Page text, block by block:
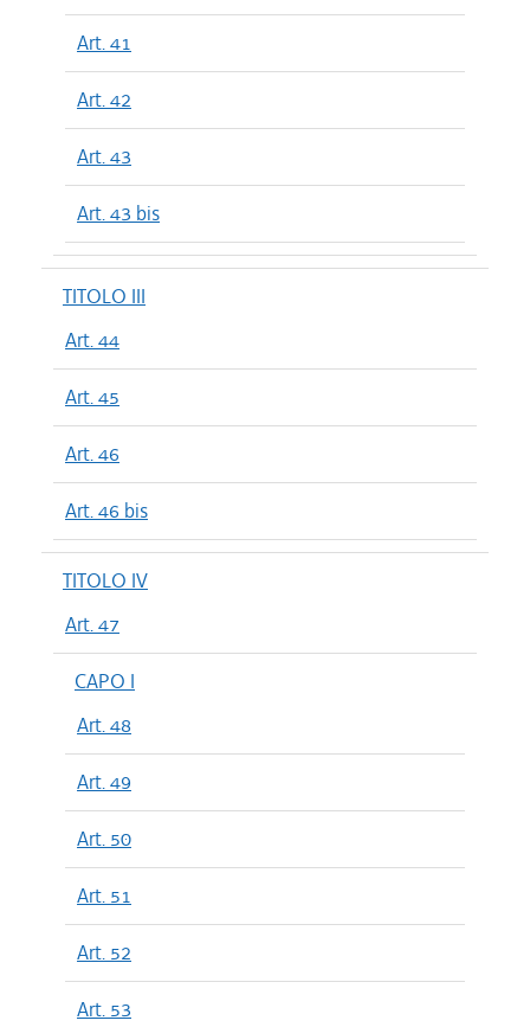
Art. 41
Art. 42
Art. 43
Art. 43 bis
TITOLO III
Art. 44
Art. 45
Art. 46
Art. 46 bis
TITOLO IV
Art. 47
CAPO I
Art. 48
Art. 49
Art. 50
Art. 51
Art. 52
Art. 53